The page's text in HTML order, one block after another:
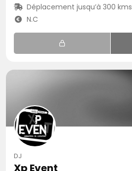
Déplacement jusqu’à 300 kms
N.C
DJ
Xp Event